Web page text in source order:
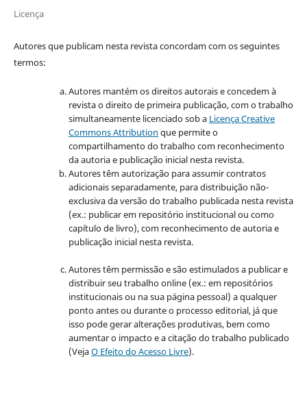
Licença
Autores que publicam nesta revista concordam com os seguintes
termos:
Autores mantém os direitos autorais e concedem à
revista o direito de primeira publicação, com o trabalho
simultaneamente licenciado sob a Licença Creative
Commons Attribution que permite o
compartilhamento do trabalho com reconhecimento
da autoria e publicação inicial nesta revista.
Autores têm autorização para assumir contratos
adicionais separadamente, para distribuição não-
exclusiva da versão do trabalho publicada nesta revista
(ex.: publicar em repositório institucional ou como
capítulo de livro), com reconhecimento de autoria e
publicação inicial nesta revista.
Autores têm permissão e são estimulados a publicar e
distribuir seu trabalho online (ex.: em repositórios
institucionais ou na sua página pessoal) a qualquer
ponto antes ou durante o processo editorial, já que
isso pode gerar alterações produtivas, bem como
aumentar o impacto e a citação do trabalho publicado
(VejaO Efeito do Acesso Livre).